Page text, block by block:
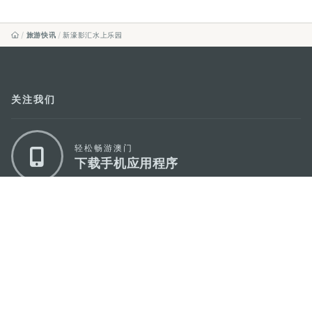
旅游快讯 新濠影汇水上乐园
关注我们
轻松畅游澳门
下载手机应用程序